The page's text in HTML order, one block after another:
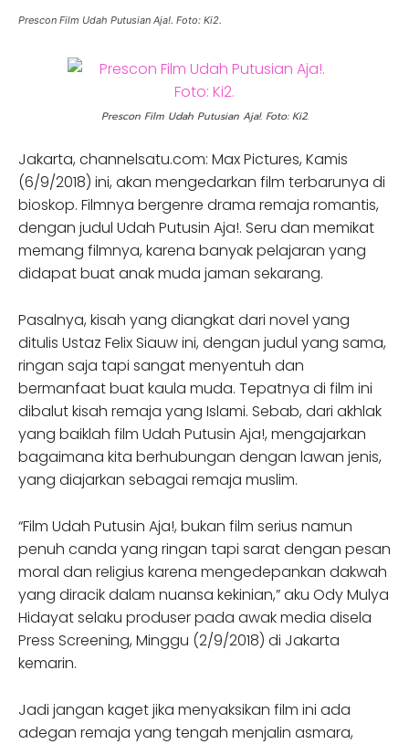
Prescon Film Udah Putusian Aja!. Foto: Ki2.
Prescon Film Udah Putusian Aja!. Foto: Ki2.
Jakarta, channelsatu.com: Max Pictures, Kamis
(6/9/2018) ini, akan mengedarkan film terbarunya di
bioskop. Filmnya bergenre drama remaja romantis,
dengan judul Udah Putusin Aja!. Seru dan memikat
memang filmnya, karena banyak pelajaran yang
didapat buat anak muda jaman sekarang.
Pasalnya, kisah yang diangkat dari novel yang
ditulis Ustaz Felix Siauw ini, dengan judul yang sama,
ringan saja tapi sangat menyentuh dan
bermanfaat buat kaula muda. Tepatnya di film ini
dibalut kisah remaja yang Islami. Sebab, dari akhlak
yang baiklah film Udah Putusin Aja!, mengajarkan
bagaimana kita berhubungan dengan lawan jenis,
yang diajarkan sebagai remaja muslim.
“Film Udah Putusin Aja!, bukan film serius namun
penuh canda yang ringan tapi sarat dengan pesan
moral dan religius karena mengedepankan dakwah
yang diracik dalam nuansa kekinian,” aku Ody Mulya
Hidayat selaku produser pada awak media disela
Press Screening, Minggu (2/9/2018) di Jakarta
kemarin.
Jadi jangan kaget jika menyaksikan film ini ada
adegan remaja yang tengah menjalin asmara,